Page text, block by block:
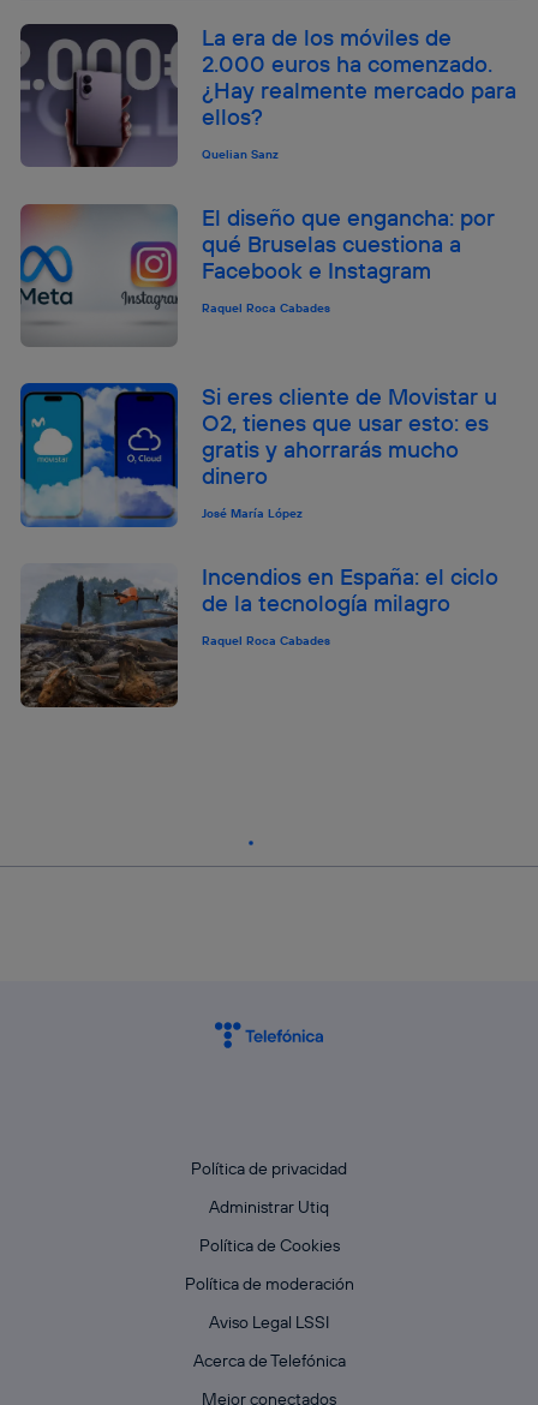
La era de los móviles de
2.000 euros ha comenzado.
¿Hay realmente mercado para
ellos?
Quelian Sanz
El diseño que engancha: por
qué Bruselas cuestiona a
Facebook e Instagram
Raquel Roca Cabades
Si eres cliente de Movistar u
O2, tienes que usar esto: es
gratis y ahorrarás mucho
dinero
José María López
Incendios en España: el ciclo
de la tecnología milagro
Raquel Roca Cabades
Política de privacidad
Administrar Utiq
Política de Cookies
Política de moderación
Aviso Legal LSSI
Acerca de Telefónica
Mejor conectados